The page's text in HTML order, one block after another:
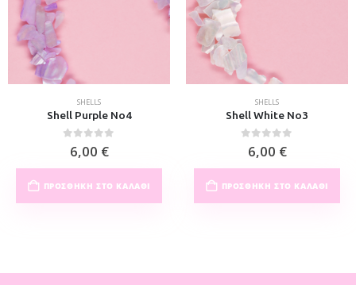
SHELLS
Shell Purple No4
out of 5
6,00 €
ΠΡΟΣΘΉΚΗ ΣΤΟ ΚΑΛΆΘΙ
SHELLS
Shell White No3
out of 5
6,00 €
ΠΡΟΣΘΉΚΗ ΣΤΟ ΚΑΛΆΘΙ